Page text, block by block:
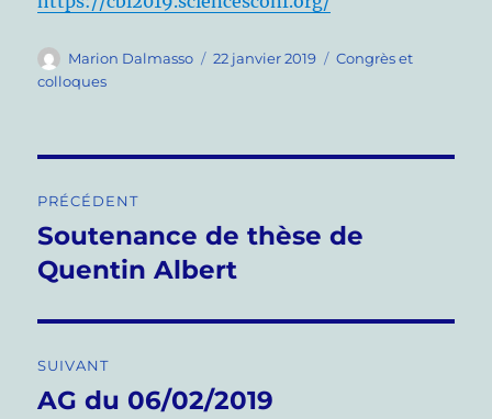
Auteur
Marion Dalmasso
Publié
22 janvier 2019 Catégories
Congrès et
colloques
de
l’article
PRÉCÉDENT
Publication
précédente :
Soutenance de thèse de
Quentin Albert
SUIVANT
Publication
AG du 06/02/2019